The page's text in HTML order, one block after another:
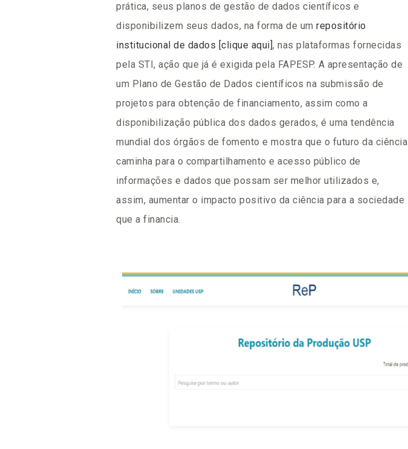
prática, seus planos de gestão de dados científicos e
disponibilizem seus dados, na forma de um repositório
institucional de dados [clique aqui] , nas plataformas fornecidas
pela STI, ação que já é exigida pela FAPESP. A apresentação de
um Plano de Gestão de Dados científicos na submissão de
projetos para obtenção de financiamento, assim como a
disponibilização pública dos dados gerados, é uma tendência
mundial dos órgãos de fomento e mostra que o futuro da ciência
caminha para o compartilhamento e acesso público de
informações e dados que possam ser melhor utilizados e,
assim, aumentar o impacto positivo da ciência para a sociedade
que a financia.